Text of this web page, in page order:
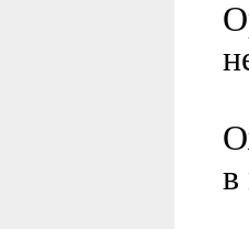
в